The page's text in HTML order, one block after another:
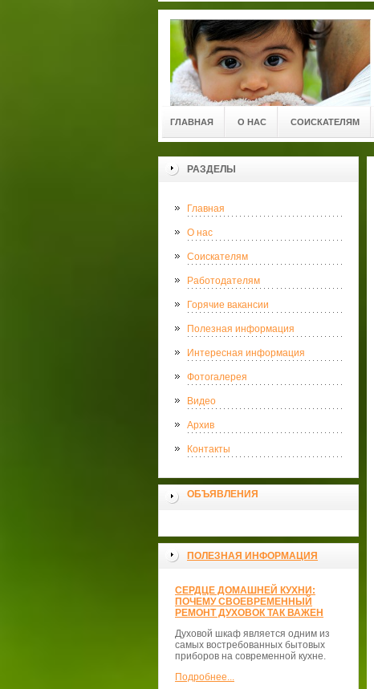
ГЛАВНАЯ О НАС СОИСКАТЕЛЯМ
РАЗДЕЛЫ
Главная
О нас
Соискателям
Работодателям
Горячие вакансии
Полезная информация
Интересная информация
Фотогалерея
Видео
Архив
Контакты
ОБЪЯВЛЕНИЯ
ПОЛЕЗНАЯ ИНФОРМАЦИЯ
СЕРДЦЕ ДОМАШНЕЙ КУХНИ:
ПОЧЕМУ СВОЕВРЕМЕННЫЙ
РЕМОНТ ДУХОВОК ТАК ВАЖЕН
Духовой шкаф является одним из
самых востребованных бытовых
приборов на современной кухне.
Подробнее...